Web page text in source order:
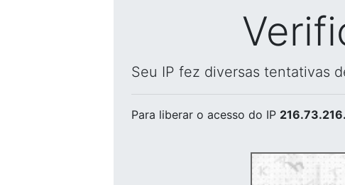
Seu IP fez diversas tentativas
Para liberar o acesso do IP